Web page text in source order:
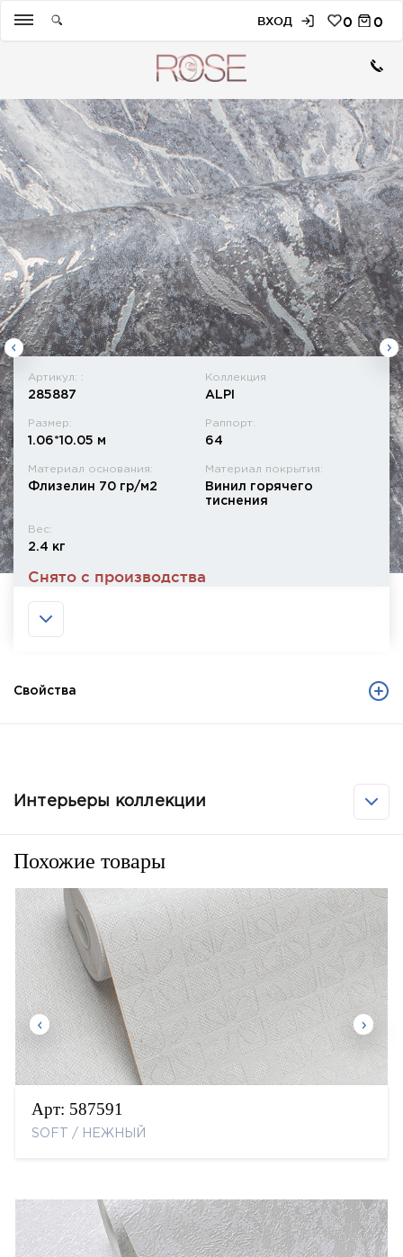
ВХОД 0 0
Артикул: :
285887
Коллекция
ALPI
Размер:
1.06*10.05 м
Раппорт:
64
Материал основания:
Флизелин 70 гр/м2
Материал покрытия:
Винил горячего
тиснения
Вес:
2.4 кг
Снято с производства
Свойства
Интерьеры коллекции
Похожие товары
Арт: 587591
SOFT / НЕЖНЫЙ